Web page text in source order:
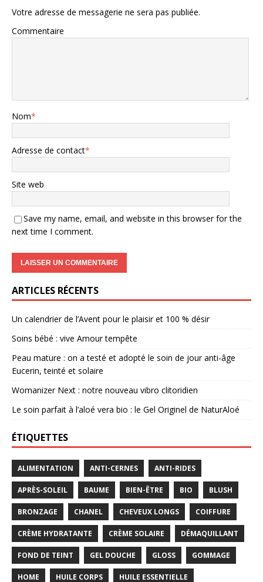
Votre adresse de messagerie ne sera pas publiée.
Commentaire
Nom*
Adresse de contact*
Site web
Save my name, email, and website in this browser for the
next time I comment.
ARTICLES RÉCENTS
Un calendrier de l’Avent pour le plaisir et 100 % désir
Soins bébé : vive Amour tempête
Peau mature : on a testé et adopté le soin de jour anti-âge
Eucerin, teinté et solaire
Womanizer Next : notre nouveau vibro clitoridien
Le soin parfait à l’aloé vera bio : le Gel Originel de NaturAloé
ÉTIQUETTES
ALIMENTATION ANTI-CERNES ANTI-RIDES
APRÈS-SOLEIL BAUME BIEN-ÊTRE BIO BLUSH
BRONZAGE CHANEL CHEVEUX LONGS COIFFURE
CRÈME HYDRATANTE CRÈME SOLAIRE DÉMAQUILLANT
FOND DE TEINT GEL DOUCHE GLOSS GOMMAGE
HOME HUILE CORPS HUILE ESSENTIELLE